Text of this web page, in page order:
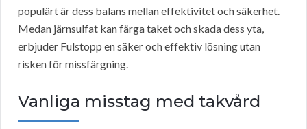
populärt är dess balans mellan effektivitet och säkerhet.
Medan järnsulfat kan färga taket och skada dess yta,
erbjuder Fulstopp en säker och effektiv lösning utan
risken för missfärgning.
Vanliga misstag med takvård